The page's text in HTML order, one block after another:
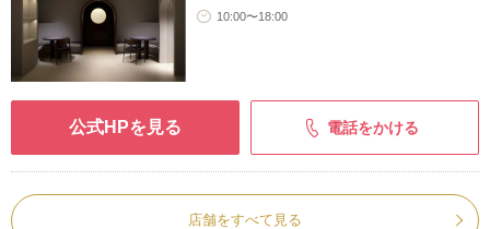
10:00〜18:00
公式HPを見る 電話をかける
店舗をすべて見る